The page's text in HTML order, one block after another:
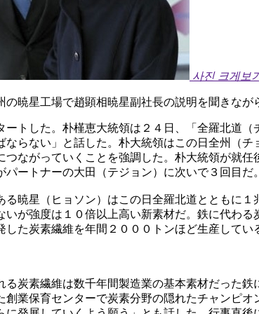
사진 크게보
暁星工場で趙顕相暁星副社長の説明を聞きな
ートした。朴槿恵大統領は２４日、「全羅北道
らない」と話した。朴大統領はこの日全州（
ながっていくことを強調した。朴大統領が就
ートナーの大田（テジョン）に次いで３回目だ。
暁星（ヒョソン）はこの日全羅北道とともに
が強度は１０倍以上高い新素材だ。鉄に代わ
した炭素繊維を年間２０００トンほど生産して
炭素繊維は数千年間製造業の基本素材だった
業保育センターで炭素分野の隠れたチャンピ